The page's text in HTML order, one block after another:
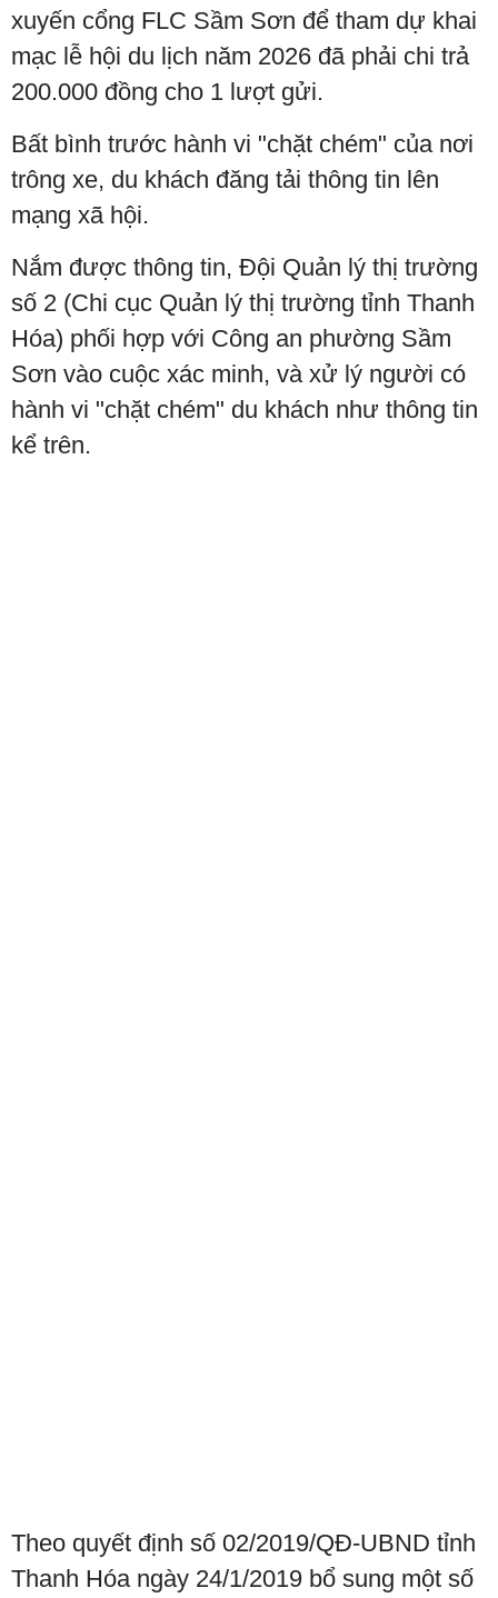
xuyến cổng FLC Sầm Sơn để tham dự khai
mạc lễ hội du lịch năm 2026 đã phải chi trả
200.000 đồng cho 1 lượt gửi.
Bất bình trước hành vi "chặt chém" của nơi
trông xe, du khách đăng tải thông tin lên
mạng xã hội.
Nắm được thông tin, Đội Quản lý thị trường
số 2 (Chi cục Quản lý thị trường tỉnh Thanh
Hóa) phối hợp với Công an phường Sầm
Sơn vào cuộc xác minh, và xử lý người có
hành vi "chặt chém" du khách như thông tin
kể trên.
Theo quyết định số 02/2019/QĐ-UBND tỉnh
Thanh Hóa ngày 24/1/2019 bổ sung một số